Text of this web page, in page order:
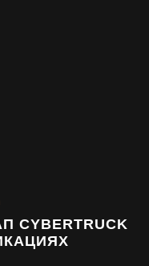
CYBERTRUCK